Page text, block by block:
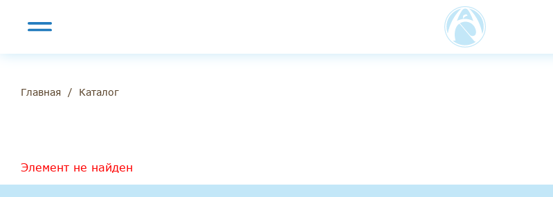
Главная / Каталог
Элемент не найден